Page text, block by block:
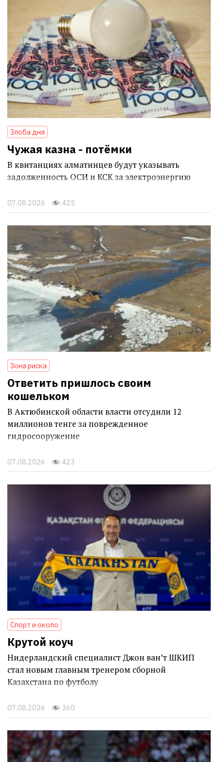
Злоба дня
Чужая казна - потёмки
В квитанциях алматинцев будут указывать
задолженность ОСИ и КСК за электроэнергию
07.08.2026 425
Зона риска
Ответить пришлось своим
кошельком
В Актюбинской области власти отсудили 12
миллионов тенге за поврежденное
гидросооружение
07.08.2026 423
Спорт и около
Крутой коуч
Нидерландский специалист Джон ван’т ШКИП
стал новым главным тренером сборной
Казахстана по футболу
07.08.2026 360